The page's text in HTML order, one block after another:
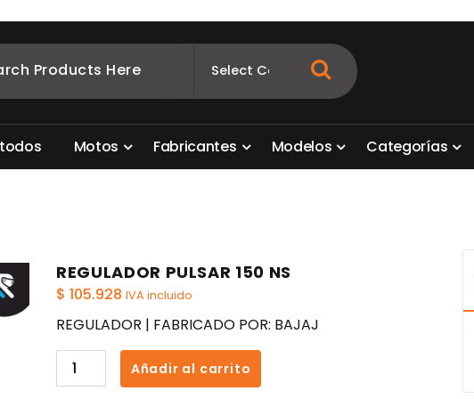
motos. Aquí está lo que necesitas
todos Motos Fabricantes Modelos Categorías
REGULADOR PULSAR 150 NS
$ 105.928 IVA incluido
REGULADOR | FABRICADO POR: BAJAJ
REGULADOR
PULSAR
Añadir al carrito